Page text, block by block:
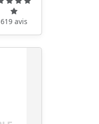
619 avis